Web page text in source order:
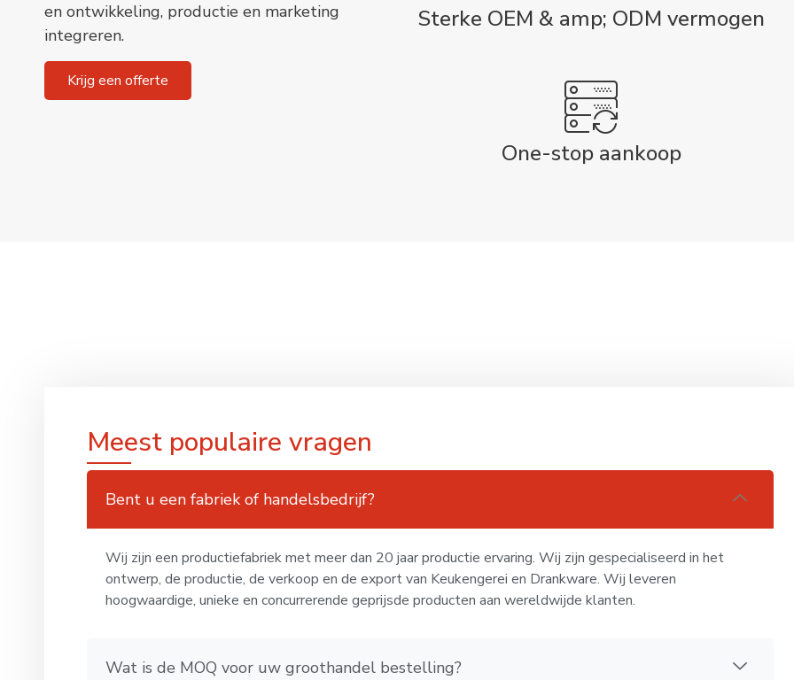
en ontwikkeling, productie en marketing
integreren.
Krijg een offerte
Sterke OEM & amp; ODM vermogen
One-stop aankoop
Meest populaire vragen
Bent u een fabriek of handelsbedrijf?
Wij zijn een productiefabriek met meer dan 20 jaar productie ervaring. Wij zijn gespecialiseerd in het
ontwerp, de productie, de verkoop en de export van Keukengerei en Drankware. Wij leveren
hoogwaardige, unieke en concurrerende geprijsde producten aan wereldwijde klanten.
Wat is de MOQ voor uw groothandel bestelling?